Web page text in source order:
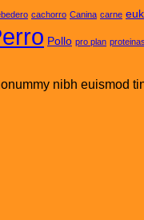
cachorro Canina carne
Pollo pro plan proteinas
nibh euismod